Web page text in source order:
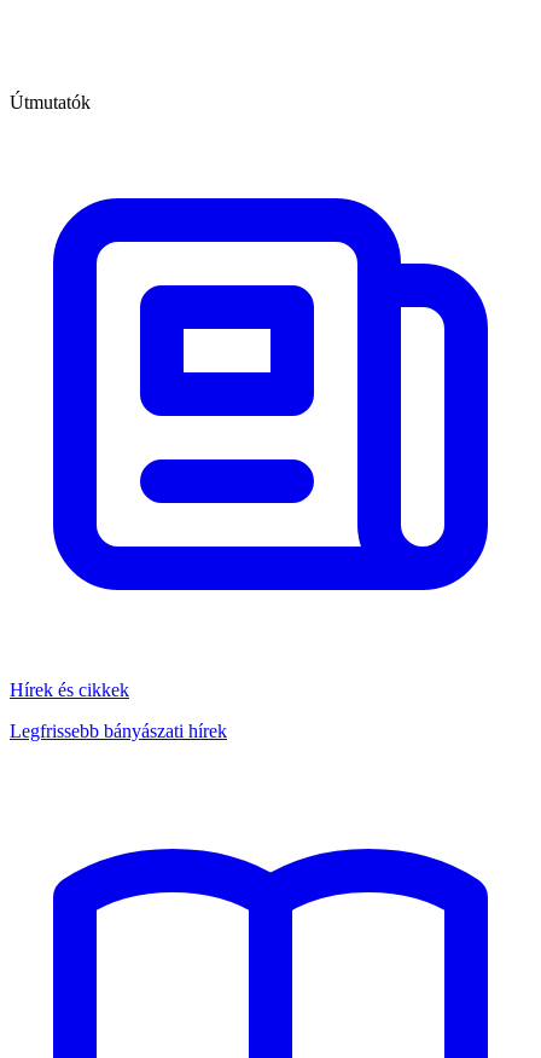
Útmutatók
Hírek és cikkek
Legfrissebb bányászati hírek